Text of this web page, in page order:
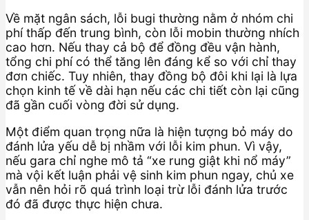
Về mặt ngân sách, lỗi bugi thường nằm ở nhóm chi
phí thấp đến trung bình, còn lỗi mobin thường nhích
cao hơn. Nếu thay cả bộ để đồng đều vận hành,
tổng chi phí có thể tăng lên đáng kể so với chỉ thay
đơn chiếc. Tuy nhiên, thay đồng bộ đôi khi lại là lựa
chọn kinh tế về dài hạn nếu các chi tiết còn lại cũng
đã gần cuối vòng đời sử dụng.
Một điểm quan trọng nữa là hiện tượng bỏ máy do
đánh lửa yếu dễ bị nhầm với lỗi kim phun. Vì vậy,
nếu gara chỉ nghe mô tả “xe rung giật khi nổ máy”
mà vội kết luận phải vệ sinh kim phun ngay, chủ xe
vẫn nên hỏi rõ quá trình loại trừ lỗi đánh lửa trước
đó đã được thực hiện chưa.